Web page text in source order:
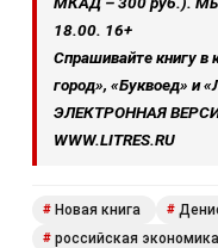
18.00. 16+
Спрашивайте книгу в
город», «Буквоед» и
ЭЛЕКТРОННАЯ
WWW.LITRES.RU
# Новая книга #
# российская экономика